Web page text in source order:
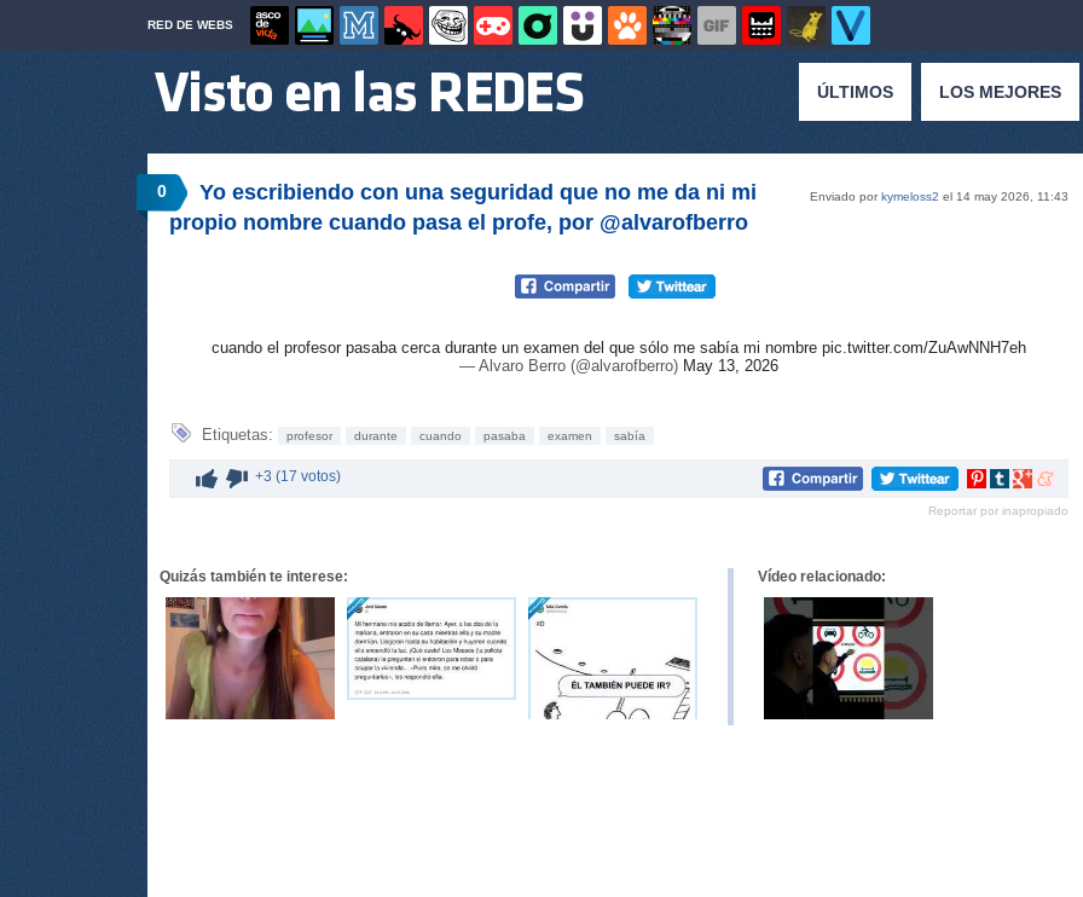
RED DE WEBS
ÚLTIMOS LOS MEJORES
0 Enviado porkymeloss2 el 14 may 2026, 11:43
Yo escribiendo con una seguridad que no me da ni mi
propio nombre cuando pasa el profe, por @alvarofberro
cuando el profesor pasaba cerca durante un examen del que sólo me sabía mi nombre pic.twitter.com/ZuAwNNH7eh
— Alvaro Berro (@alvarofberro) May 13, 2026
Etiquetas: profesor durante cuando pasaba examen sabía
+3 (17 votos)
Compartir
Pinterest
Compartir
tumblr
Compartir
Google+
Reportar por inapropiado
Quizás también te interese: Vídeo relacionado: